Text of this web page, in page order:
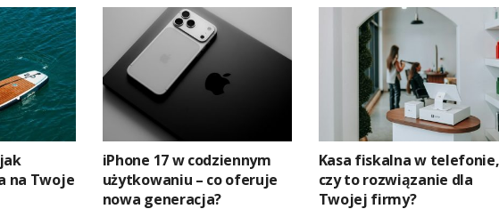
na Twoje
iPhone 17 w codziennym
użytkowaniu – co oferuje
nowa generacja?
Kasa fiskalna w telefonie,
czy to rozwiązanie dla
Twojej firmy?